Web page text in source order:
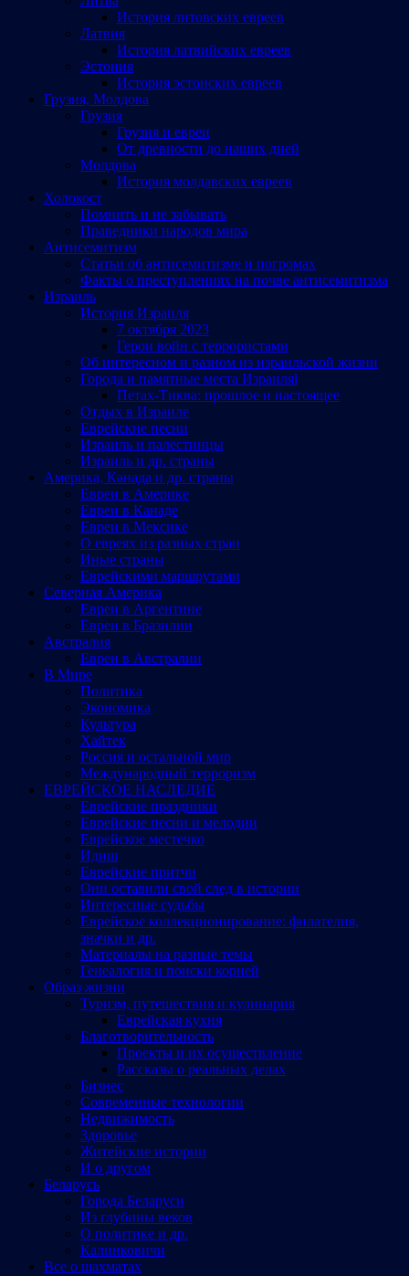
История литовских евреев
Латвия
История латвийских евреев
Эстония
История эстонских евреев
Грузия, Молдова
Грузия
Грузия и евреи
От древности до наших дней
Молдова
История молдавских евреев
Холокост
Помнить и не забывать
Праведники народов мира
Антисемитизм
Статьи об антисемитизме и погромах
Факты о преступлениях на почве антисемитизма
Израиль
История Израиля
7 октября 2023
Герои войн с террористами
Об интересном и разном из израильской жизни
Города и памятные места Израиляl
Петах-Тиква: прошлое и настоящее
Отдых в Израиле
Еврейские песни
Израиль и палестинцы
Израиль и др. страны
Америка, Канада и др. страны
Евреи в Америке
Евреи в Канаде
Евреи в Мексике
О евреях из разных стран
Иные страны
Еврейскими маршрутами
Северная Америка
Евреи в Аргентине
Евреи в Бразилии
Австралия
Евреи в Австралии
В Мире
Политика
Экономика
Культура
Хайтек
Россия и остальной мир
Международный терроризм
ЕВРЕЙСКОЕ НАСЛЕДИЕ
Еврейские праздники
Еврейские песни и мелодии
Еврейское местечко
Идиш
Еврейские притчи
Они оставили свой след в истории
Интересные судьбы
Еврейское коллекционирование: филателия,
значки и др.
Материалы на разные темы
Генеалогия и поиски корней
Образ жизни
Туризм, путешествия и кулинария
Еврейская кухня
Благотворительность
Проекты и их осуществление
Рассказы о реальных делах
Бизнес
Современные технологии
Недвижимость
Здоровье
Житейские истории
И о другом
Беларусь
Города Беларуси
Из глубины веков
О политике и др.
Калинковичи
Все о шахматах